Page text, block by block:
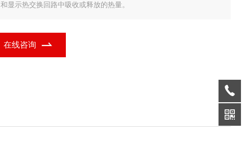
和显示热交换回路中吸收或释放的热量。
在线咨询